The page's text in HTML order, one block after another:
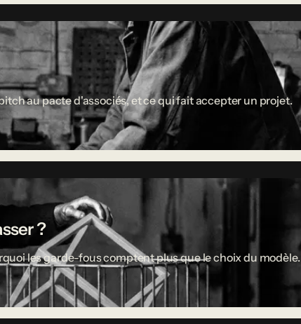
au pacte d'associés, et ce qui fait accepter un projet.
?
les garde-fous comptent plus que le choix du modèle.